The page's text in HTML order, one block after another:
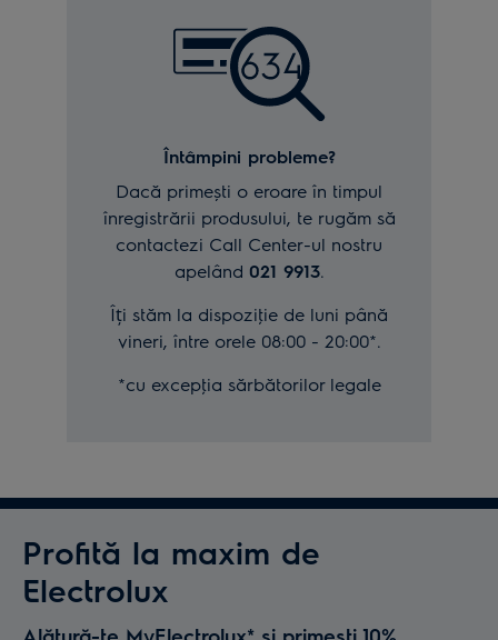
Întâmpini probleme?
Dacă primești o eroare în timpul
înregistrării produsului, te rugăm să
contactezi Call Center-ul nostru
apelând 021 9913.
Îți stăm la dispoziţie de luni până
vineri, între orele 08:00 - 20:00*.
*cu excepţia sărbătorilor legale
Profită la maxim de
Electrolux